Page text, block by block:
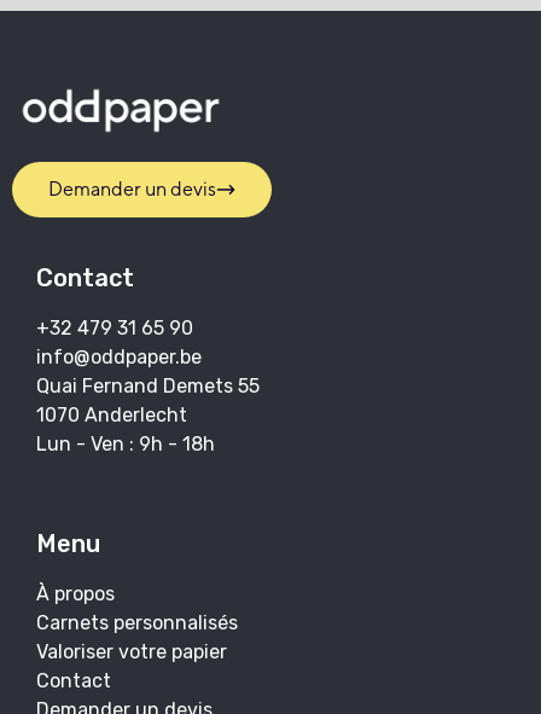
Demander un devis
Contact
+32 479 31 65 90
info@oddpaper.be
Quai Fernand Demets 55
1070 Anderlecht
Lun - Ven : 9h - 18h
Menu
À propos
Carnets personnalisés
Valoriser votre papier
Contact
Demander un devis